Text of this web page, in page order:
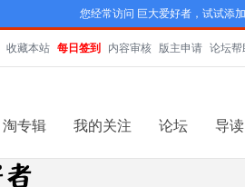
您经常访问 巨大爱好者，试试添
收藏本站 每日签到 内容审核 版主申请 论坛帮
淘专辑 我的关注 论坛 导读